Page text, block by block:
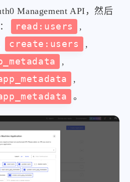
Management API，然后
read:users
,
create:users
,
,
,
。